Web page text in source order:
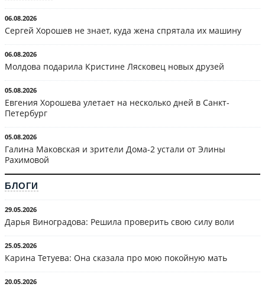
06.08.2026
Сергей Хорошев не знает, куда жена спрятала их машину
06.08.2026
Молдова подарила Кристине Лясковец новых друзей
05.08.2026
Евгения Хорошева улетает на несколько дней в Санкт-
Петербург
05.08.2026
Галина Маковская и зрители Дома-2 устали от Элины
Рахимовой
БЛОГИ
29.05.2026
Дарья Виноградова: Решила проверить свою силу воли
25.05.2026
Карина Тетуева: Она сказала про мою покойную мать
20.05.2026